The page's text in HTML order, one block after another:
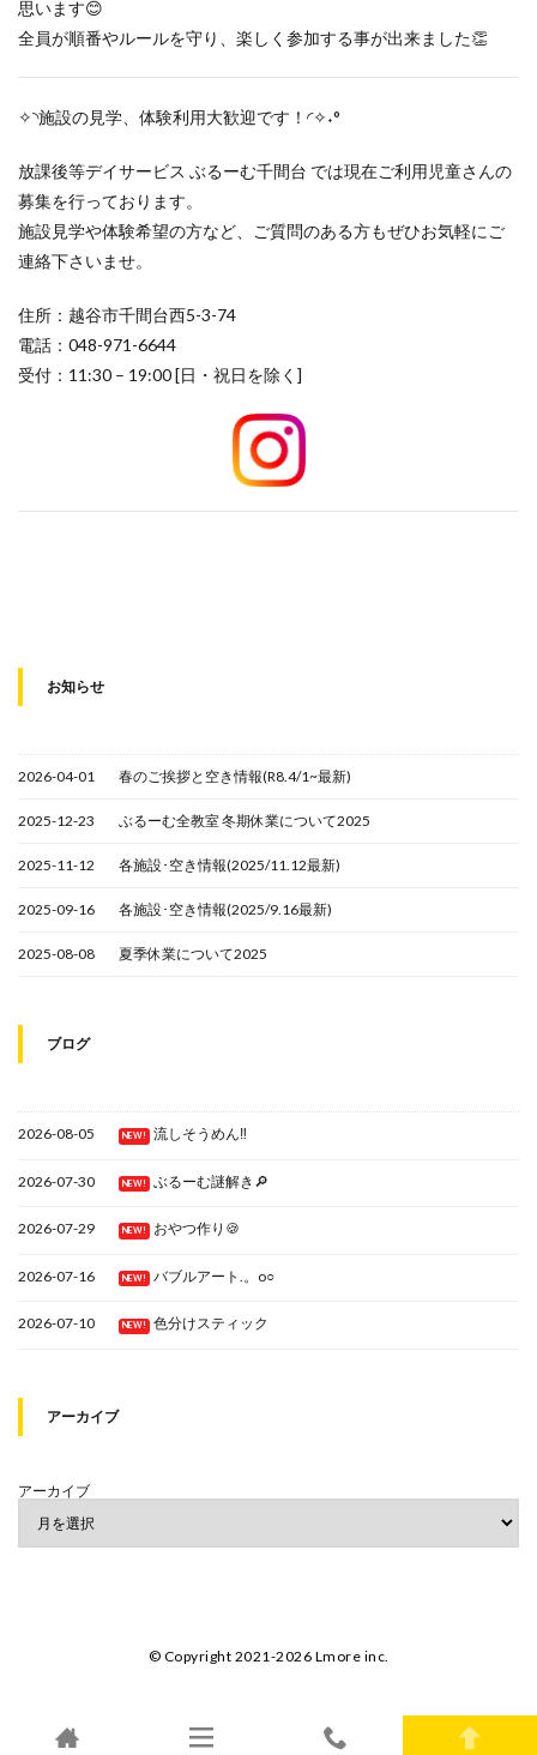
思います😊
全員が順番やルールを守り、楽しく参加する事が出来ました👏
✧◝施設の見学、体験利用大歓迎です！◜✧˖°
放課後等デイサービス ぶるーむ千間台 では現在ご利用児童さんの
募集を行っております。
施設見学や体験希望の方など、ご質問のある方もぜひお気軽にご
連絡下さいませ。
住所：越谷市千間台西5-3-74
電話：048-971-6644
受付：11:30 – 19:00 [日・祝日を除く]
お知らせ
2026-04-01 春のご挨拶と空き情報(R8.4/1~最新)
2025-12-23 ぶるーむ全教室 冬期休業について2025
2025-11-12 各施設･空き情報(2025/11.12最新)
2025-09-16 各施設･空き情報(2025/9.16最新)
2025-08-08 夏季休業について2025
ブログ
2026-08-05 NEW! 流しそうめん‼
2026-07-30 NEW! ぶるーむ謎解き🔎
2026-07-29 NEW! おやつ作り🍪
2026-07-16 NEW! バブルアート.。o○
2026-07-10 NEW! 色分けスティック
アーカイブ
アーカイブ
© Copyright 2021-2026 Lmore inc.